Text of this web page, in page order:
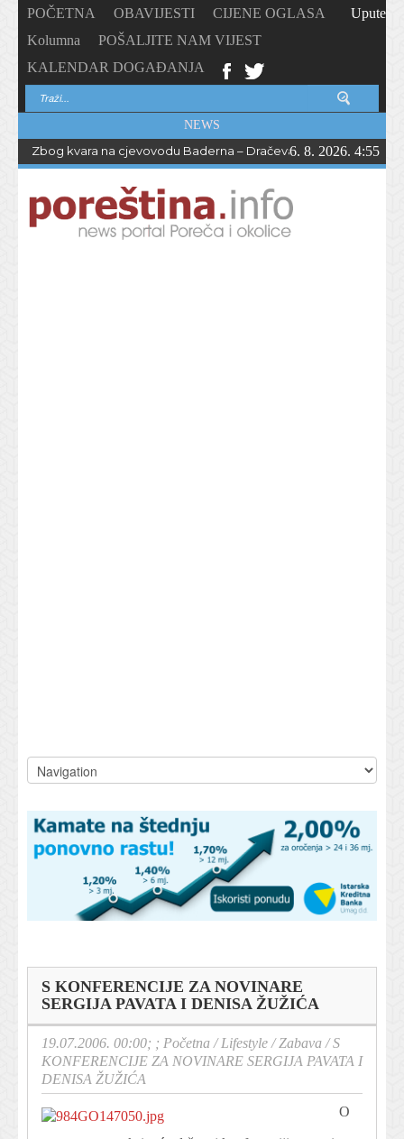
POČETNA OBAVIJESTI
CIJENE OGLASA
Kolumna
POŠALJITE NAM VIJEST
KALENDAR DOGAĐANJA
Upute
NEWS
Zbog kvara na cjevovodu Baderna – Dračevac bez vode do
6. 8. 2026. 4:55
S KONFERENCIJE ZA NOVINARE
SERGIJA PAVATA I DENISA ŽUŽIĆA
19.07.2006. 00:00; ; Početna /Lifestyle /Zabava /S
KONFERENCIJE ZA NOVINARE SERGIJA PAVATA I
DENISA ŽUŽIĆA
O